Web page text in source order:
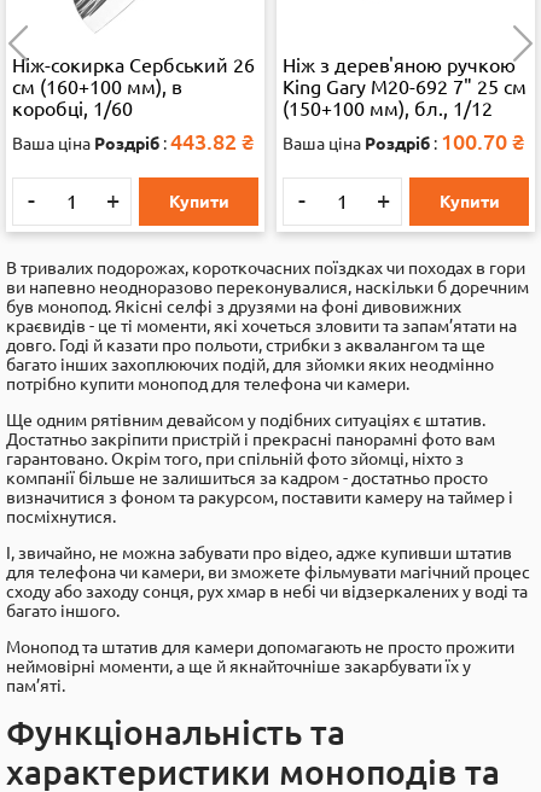
Ніж-сокирка Сербський 26
см (160+100 мм), в
коробці, 1/60
Ваша ціна Роздріб :443.82 ₴
- + Купити
Ніж з дерев'яною ручкою
King Gary M20-692 7" 25 см
(150+100 мм), бл., 1/12
Ваша ціна Роздріб : 100.70 ₴
- + Купити
В тривалих подорожах, короткочасних поїздках чи походах в гори
ви напевно неодноразово переконувалися, наскільки б доречним
був монопод. Якісні селфі з друзями на фоні дивовижних
краєвидів - це ті моменти, які хочеться зловити та запам’ятати на
довго. Годі й казати про польоти, стрибки з аквалангом та ще
багато інших захоплюючих подій, для зйомки яких неодмінно
потрібно купити монопод для телефона чи камери.
Ще одним рятівним девайсом у подібних ситуаціях є штатив.
Достатньо закріпити пристрій і прекрасні панорамні фото вам
гарантовано. Окрім того, при спільній фото зйомці, ніхто з
компанії більше не залишиться за кадром - достатньо просто
визначитися з фоном та ракурсом, поставити камеру на таймер і
посміхнутися.
І, звичайно, не можна забувати про відео, адже купивши штатив
для телефона чи камери, ви зможете фільмувати магічний процес
сходу або заходу сонця, рух хмар в небі чи відзеркалених у воді та
багато іншого.
Монопод та штатив для камери допомагають не просто прожити
неймовірні моменти, а ще й якнайточніше закарбувати їх у
пам’яті.
Функціональність та
характеристики моноподів та